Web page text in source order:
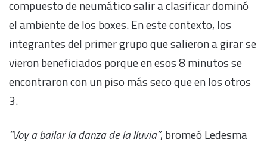
compuesto de neumático salir a clasificar dominó
el ambiente de los boxes. En este contexto, los
integrantes del primer grupo que salieron a girar se
vieron beneficiados porque en esos 8 minutos se
encontraron con un piso más seco que en los otros
3.
“Voy a bailar la danza de la lluvia”, bromeó Ledesma